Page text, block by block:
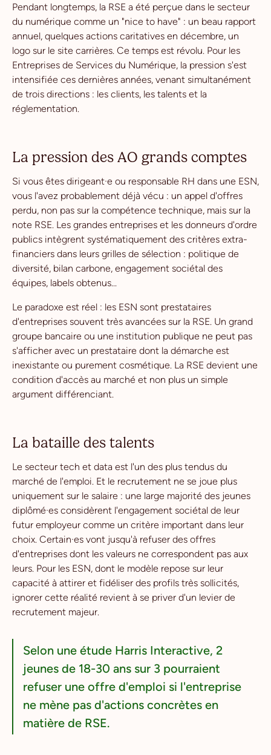
Pendant longtemps, la RSE a été perçue dans le secteur
du numérique comme un "nice to have" : un beau rapport
annuel, quelques actions caritatives en décembre, un
logo sur le site carrières. Ce temps est révolu. Pour les
Entreprises de Services du Numérique, la pression s'est
intensifiée ces dernières années, venant simultanément
de trois directions : les clients, les talents et la
réglementation.
La pression des AO grands comptes
Si vous êtes dirigeant·e ou responsable RH dans une ESN,
vous l'avez probablement déjà vécu : un appel d'offres
perdu, non pas sur la compétence technique, mais sur la
note RSE. Les grandes entreprises et les donneurs d'ordre
publics intègrent systématiquement des critères extra-
financiers dans leurs grilles de sélection : politique de
diversité, bilan carbone, engagement sociétal des
équipes, labels obtenus...
Le paradoxe est réel : les ESN sont prestataires
d'entreprises souvent très avancées sur la RSE. Un grand
groupe bancaire ou une institution publique ne peut pas
s'afficher avec un prestataire dont la démarche est
inexistante ou purement cosmétique. La RSE devient une
condition d'accès au marché et non plus un simple
argument différenciant.
La bataille des talents
Le secteur tech et data est l'un des plus tendus du
marché de l'emploi. Et le recrutement ne se joue plus
uniquement sur le salaire : une large majorité des jeunes
diplômé·es considèrent l'engagement sociétal de leur
futur employeur comme un critère important dans leur
choix. Certain·es vont jusqu'à refuser des offres
d'entreprises dont les valeurs ne correspondent pas aux
leurs. Pour les ESN, dont le modèle repose sur leur
capacité à attirer et fidéliser des profils très sollicités,
ignorer cette réalité revient à se priver d'un levier de
recrutement majeur.
Selon une étude Harris Interactive, 2
jeunes de 18-30 ans sur 3 pourraient
refuser une offre d'emploi si l'entreprise
ne mène pas d'actions concrètes en
matière de RSE.